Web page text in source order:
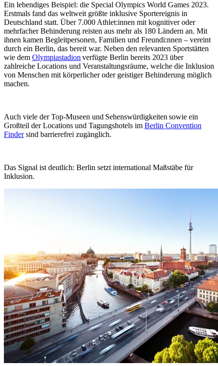
Ein lebendiges Beispiel: die Special Olympics World Games 2023.
Erstmals fand das weltweit größte inklusive Sportereignis in
Deutschland statt. Über 7.000 Athlet:innen mit kognitiver oder
mehrfacher Behinderung reisten aus mehr als 180 Ländern an. Mit
ihnen kamen Begleitpersonen, Familien und Freundi:nnen – vereint
durch ein Berlin, das bereit war. Neben den relevanten Sportstätten
wie dem Olympiastadion verfügte Berlin bereits 2023 über
zahlreiche Locations und Veranstaltungsräume, welche die Inklusion
von Menschen mit körperlicher oder geistiger Behinderung möglich
machen.
Auch viele der Top-Museen und Sehenswürdigkeiten sowie ein
Großteil der Locations und Tagungshotels im Berlin Convention
Findersind barrierefrei zugänglich.
Das Signal ist deutlich: Berlin setzt international Maßstäbe für
Inklusion.